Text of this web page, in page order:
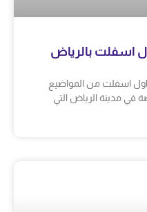
اسفلت بالرياض
اسفلت من المواضيع
في مدينة الرياض التي